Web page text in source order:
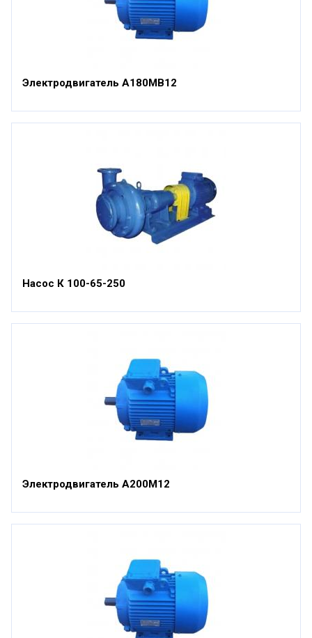
Электродвигатель А180МВ12
Насос К 100-65-250
Электродвигатель А200М12